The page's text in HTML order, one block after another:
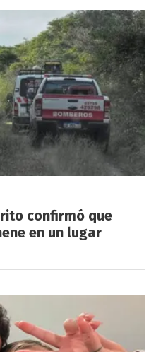
confirmó que
en un lugar